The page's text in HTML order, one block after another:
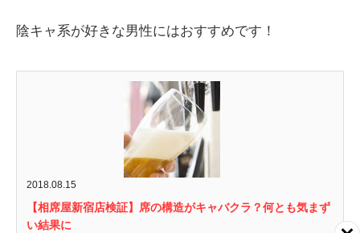
陰キャ系が好きな男性にはおすすめです！
2018.08.15
【相席屋新宿店検証】席の構造がキャバクラ？何とも気まず
い結果に